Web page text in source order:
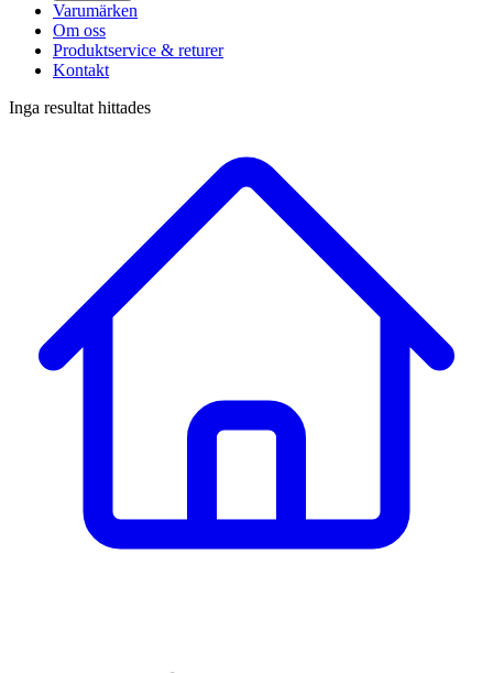
Varumärken
Om oss
Produktservice & returer
Kontakt
Inga resultat hittades